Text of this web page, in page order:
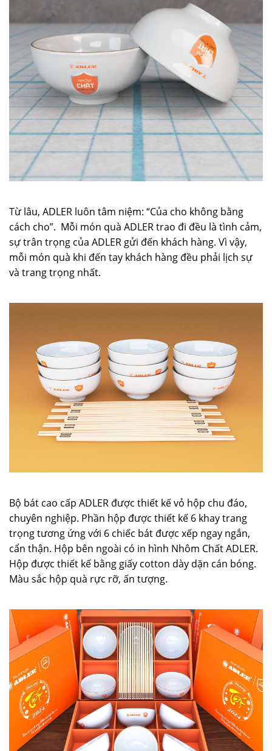
Từ lâu, ADLER luôn tâm niệm: “Của cho không bằng
cách cho”. Mỗi món quà ADLER trao đi đều là tình cảm,
sự trân trọng của ADLER gửi đến khách hàng. Vì vậy,
mỗi món quà khi đến tay khách hàng đều phải lịch sự
và trang trọng nhất.
Bộ bát cao cấp ADLER được thiết kế vỏ hộp chu đáo,
chuyên nghiệp. Phần hộp được thiết kế 6 khay trang
trọng tương ứng với 6 chiếc bát được xếp ngay ngắn,
cẩn thận. Hộp bên ngoài có in hình Nhôm Chất ADLER.
Hộp được thiết kế bằng giấy cotton dày dặn cán bóng.
Màu sắc hộp quà rực rỡ, ấn tượng.